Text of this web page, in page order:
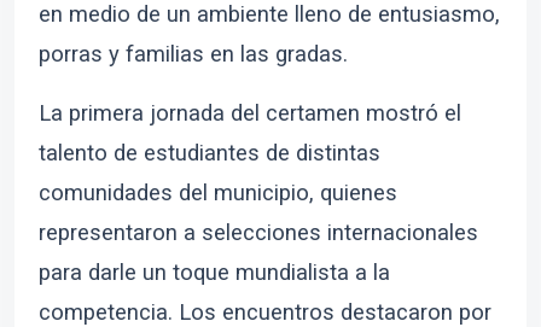
en medio de un ambiente lleno de entusiasmo,
porras y familias en las gradas.
La primera jornada del certamen mostró el
talento de estudiantes de distintas
comunidades del municipio, quienes
representaron a selecciones internacionales
para darle un toque mundialista a la
competencia. Los encuentros destacaron por